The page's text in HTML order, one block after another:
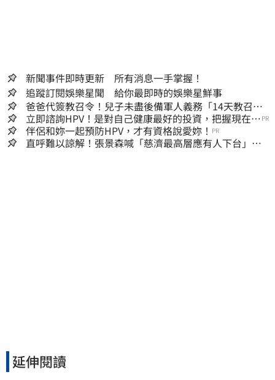
新聞事件即時更新 所有消息一手掌握！
追蹤訂閱娛樂星聞 給你最即時的娛樂星鮮事
爸爸代簽教召令！兒子未盡後備軍人義務「14天教召不
去」換3個月刑期
立即諮詢HPV！是對自己健康最好的投資，把握現在不
嫌晚！
PR
伴侶和妳一起預防HPV，才有資格說愛妳！ PR
直呼難以諒解！張景森喊「慈濟最高層應有人下台」：
延伸閱讀